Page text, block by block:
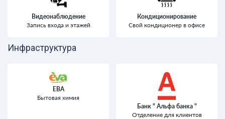
Видеонаблюдение
Запись входа и этажей
Кондиционирование
Свой кондиционер в офисе
Инфраструктура
ЕВА
Бытовая химия
Банк " Альфа банка "
Отделение для клиентов